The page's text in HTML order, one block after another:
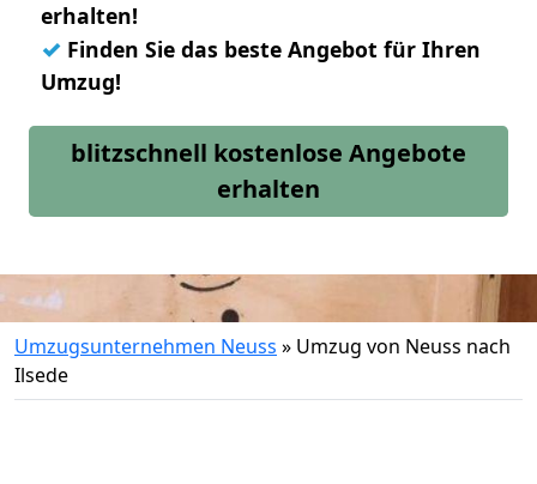
erhalten!
✓ Finden Sie das beste Angebot für Ihren
Umzug!
blitzschnell kostenlose Angebote
erhalten
Umzugsunternehmen Neuss » Umzug von Neuss nach
Ilsede